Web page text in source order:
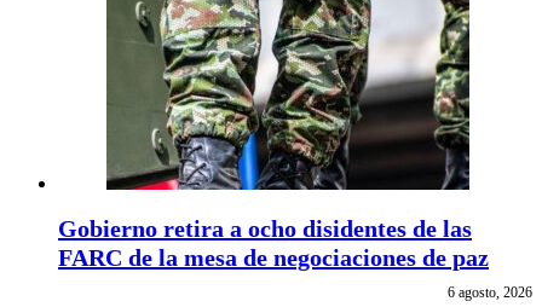
Gobierno retira a ocho disidentes de las
FARC de la mesa de negociaciones de paz
6 agosto, 2026